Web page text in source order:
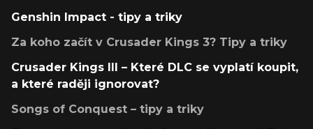
Genshin Impact - tipy a triky
Za koho začít v Crusader Kings 3? Tipy a triky
Crusader Kings III – Které DLC se vyplatí koupit,
a které raději ignorovat?
Songs of Conquest – tipy a triky